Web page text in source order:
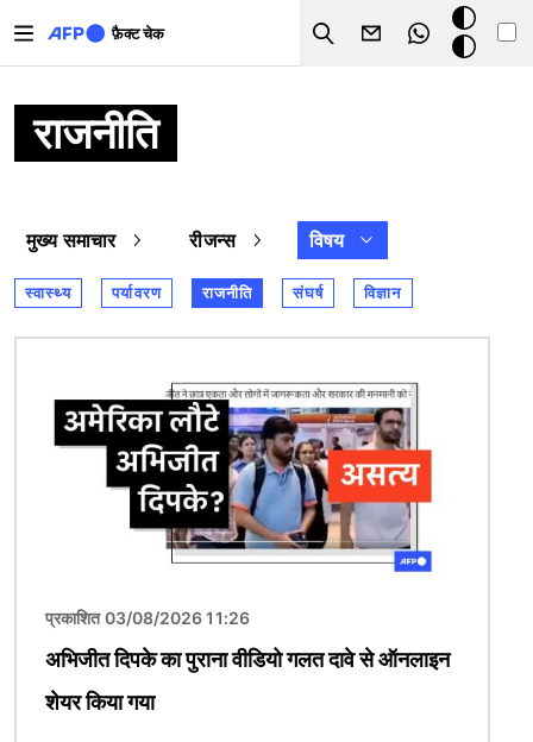
फ़ैक्ट चेक
Search
डार्क
मोड
राजनीति
मुख्य समाचार रीजन्स विषय
स्वास्थ्य पर्यावरण राजनीति संघर्ष विज्ञान
प्रकाशित 03/08/2026 11:26
अभिजीत दिपके का पुराना वीडियो गलत दावे से ऑनलाइन
शेयर किया गया